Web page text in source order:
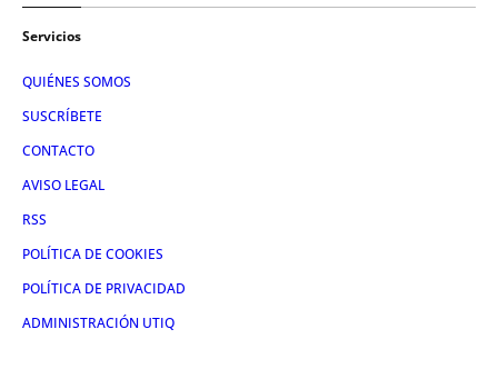
Servicios
QUIÉNES SOMOS
SUSCRÍBETE
CONTACTO
AVISO LEGAL
RSS
POLÍTICA DE COOKIES
POLÍTICA DE PRIVACIDAD
ADMINISTRACIÓN UTIQ